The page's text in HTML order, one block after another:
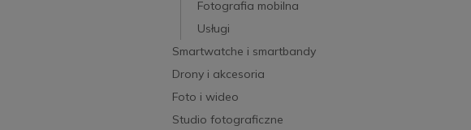
Fotografia mobilna
Usługi
Smartwatche i smartbandy
Drony i akcesoria
Foto i wideo
Studio fotograficzne